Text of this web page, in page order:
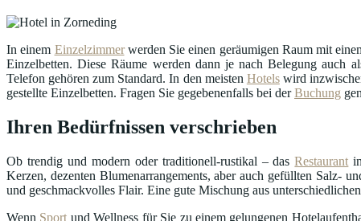
In einem Einzelzimmerwerden Sie einen geräumigen Raum mit
Einzelbetten. Diese Räume werden dann je nach Belegung auch
Telefon gehören zum Standard. In den meisten Hotelswird
gestellte Einzelbetten. Fragen Sie gegebenenfalls bei derBuchung
Ihren Bedürfnissen verschrieben
Ob trendig und modern oder traditionell-rustikal – dasRestaurant
Kerzen, dezenten Blumenarrangements, aber auch gefüllten Salz-
und geschmackvolles Flair. Eine gute Mischung aus
Wenn Sport und Wellness für Sie zu einem gelungenen